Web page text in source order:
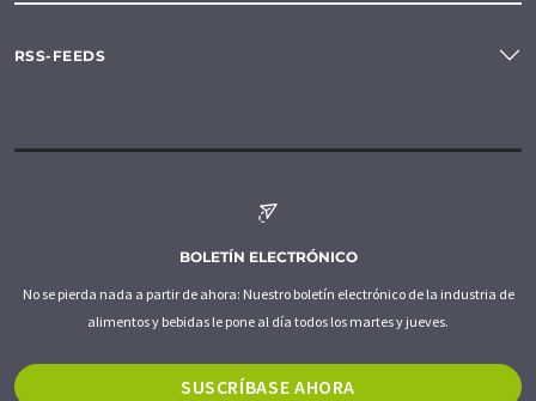
RSS-FEEDS
BOLETÍN ELECTRÓNICO
No se pierda nada a partir de ahora: Nuestro boletín electrónico de la industria de
alimentos y bebidas le pone al día todos los martes y jueves.
SUSCRÍBASE AHORA